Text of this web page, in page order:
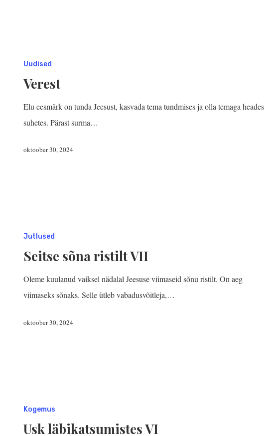
Uudised
Verest
Elu eesmärk on tunda Jeesust, kasvada tema tundmises ja olla temaga heades
suhetes. Pärast surma…
oktoober 30, 2024
Jutlused
Seitse sõna ristilt VII
Oleme kuulanud vaiksel nädalal Jeesuse viimaseid sõnu ristilt. On aeg
viimaseks sõnaks. Selle ütleb vabadusvõitleja,…
oktoober 30, 2024
Kogemus
Usk läbikatsumistes VI